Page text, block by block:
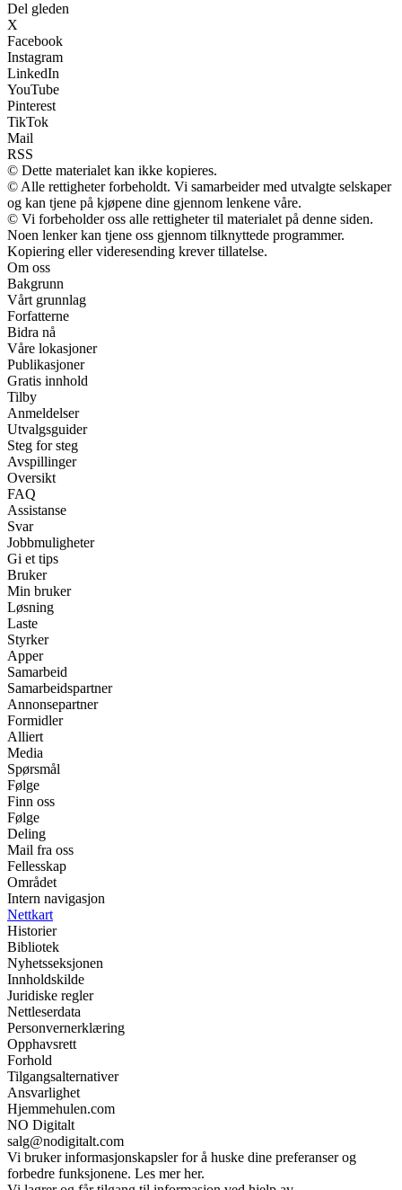
Del gleden
X
Facebook
Instagram
LinkedIn
YouTube
Pinterest
TikTok
Mail
RSS
© Dette materialet kan ikke kopieres.
© Alle rettigheter forbeholdt. Vi samarbeider med utvalgte selskaper
og kan tjene på kjøpene dine gjennom lenkene våre.
© Vi forbeholder oss alle rettigheter til materialet på denne siden.
Noen lenker kan tjene oss gjennom tilknyttede programmer.
Kopiering eller videresending krever tillatelse.
Om oss
Bakgrunn
Vårt grunnlag
Forfatterne
Bidra nå
Våre lokasjoner
Publikasjoner
Gratis innhold
Tilby
Anmeldelser
Utvalgsguider
Steg for steg
Avspillinger
Oversikt
FAQ
Assistanse
Svar
Jobbmuligheter
Gi et tips
Bruker
Min bruker
Løsning
Laste
Styrker
Apper
Samarbeid
Samarbeidspartner
Annonsepartner
Formidler
Alliert
Media
Spørsmål
Følge
Finn oss
Følge
Deling
Mail fra oss
Fellesskap
Området
Intern navigasjon
Nettkart
Historier
Bibliotek
Nyhetsseksjonen
Innholdskilde
Juridiske regler
Nettleserdata
Personvernerklæring
Opphavsrett
Forhold
Tilgangsalternativer
Ansvarlighet
Hjemmehulen.com
NO Digitalt
salg@nodigitalt.com
Vi bruker informasjonskapsler for å huske dine preferanser og
forbedre funksjonene. Les mer her.